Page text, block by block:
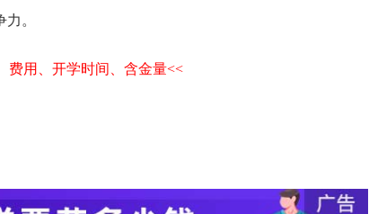
。
费用、开学时间、含金量<<